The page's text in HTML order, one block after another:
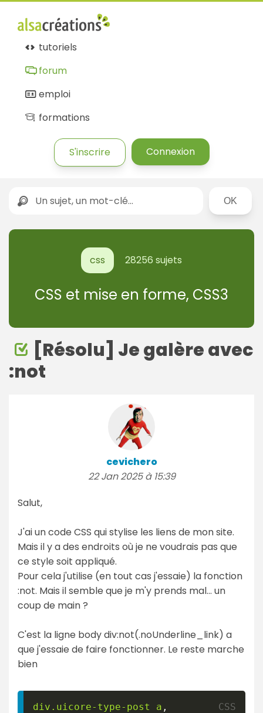
tutoriels
forum
emploi
formations
S'inscrire Connexion
Rechercher
css 28256 sujets
CSS et mise en forme, CSS3
[Résolu] Je galère avec
:not
cevichero
22 Jan 2025 à 15:39
Salut,
J'ai un code CSS qui stylise les liens de mon site.
Mais il y a des endroits où je ne voudrais pas que
ce style soit appliqué.
Pour cela j'utilise (en tout cas j'essaie) la fonction
:not. Mais il semble que je m'y prends mal... un
coup de main ?
C'est la ligne body div:not(.noUnderline_link) a
que j'essaie de faire fonctionner. Le reste marche
bien
div .uicore-type-post a ,